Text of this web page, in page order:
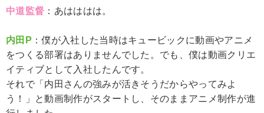
中道監督 ：あはははは。
内田P ：僕が入社した当時はキュービックに動画やアニメ
をつくる部署はありませんでした。でも、僕は動画クリエ
イティブとして入社したんです。
それで「内田さんの強みが活きそうだからやってみよ
う！」と動画制作がスタートし、そのままアニメ制作が進